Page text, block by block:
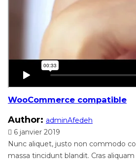
WooCommerce compatible
Author: adminAfedeh
6 janvier 2019
Nunc aliquet, justo non commodo
massa tincidunt blandit. Cras